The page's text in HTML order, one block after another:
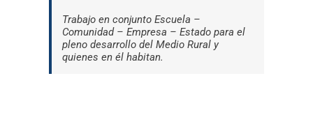
Trabajo en conjunto Escuela –
Comunidad – Empresa – Estado para el
pleno desarrollo del Medio Rural y
quienes en él habitan.